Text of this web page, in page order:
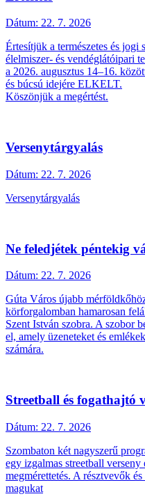
Dátum: 22. 7. 2026
Értesítjük a természetes és jogi
élelmiszer- és vendéglátóipari
a 2026. augusztus 14–16.
és búcsú idejére ELKELT.
Köszönjük a megértést.
Versenytárgyalás
Dátum: 22. 7. 2026
Versenytárgyalás
Ne feledjétek péntekig
Dátum: 22. 7. 2026
Gúta Város újabb
körforgalomban hamarosan
Szent István szobra. A szobor
el, amely üzeneteket és
számára.
Streetball és fogathajtó
Dátum: 22. 7. 2026
Szombaton két nagyszerű
egy izgalmas streetball
megmérettetés. A résztvevők
magukat